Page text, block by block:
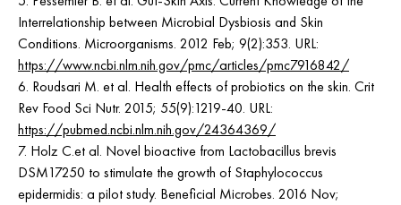
Interrelationship between Microbial Dysbiosis and Skin
Conditions. Microorganisms. 2012 Feb; 9(2):353. URL:
https://www.ncbi.nlm.nih.gov/pmc/articles/pmc7916842/
6. Roudsari M. et al. Health effects of probiotics on the skin. Crit
Rev Food Sci Nutr. 2015; 55(9):1219-40. URL:
https://pubmed.ncbi.nlm.nih.gov/24364369/
7. Holz C.et al. Novel bioactive from Lactobacillus brevis
DSM17250 to stimulate the growth of Staphylococcus
epidermidis: a pilot study. Beneficial Microbes. 2016 Nov;